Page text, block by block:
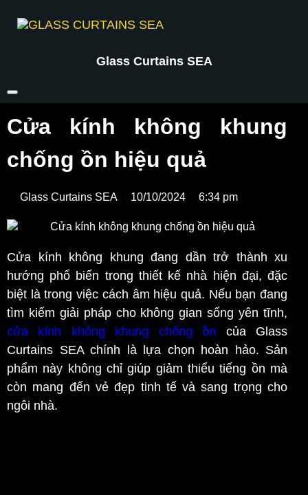
Glass Curtains SEA
Cửa kính không khung
chống ồn hiệu quả
Glass Curtains SEA 10/10/2024 6:34 pm
Cửa kính không khung đang dần trở thành xu
hướng phổ biến trong thiết kế nhà hiện đại, đặc
biệt là trong việc cách âm hiệu quả. Nếu bạn đang
tìm kiếm giải pháp cho không gian sống yên tĩnh,
cửa kính không khung chống ồn
của Glass
Curtains SEA chính là lựa chọn hoàn hảo. Sản
phẩm này không chỉ giúp giảm thiểu tiếng ồn mà
còn mang đến vẻ đẹp tinh tế và sang trọng cho
ngôi nhà.